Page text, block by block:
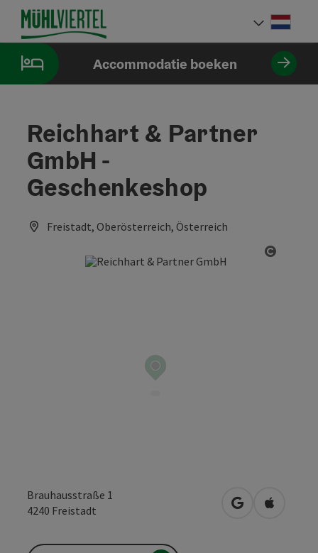
InhoudAccesskey
[0]
NavigatieAccesskey
[1]
PaginabeginAccesskey
[2]
Accommodatie boeken
Reichhart & Partner
GmbH -
Geschenkeshop
Freistadt, Oberösterreich, Österreich
Brauhausstraße 1
4240 Freistadt Openen inOpenen